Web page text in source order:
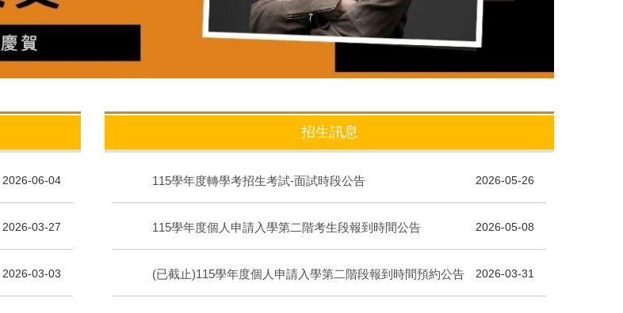
2026-06-04
2026-03-27
2026-03-03
招生訊息
115學年度轉學考招生考試-面試時段公告 2026-05-26
115學年度個人申請入學第二階考生段報到時間公告 2026-05-08
(已截止)115學年度個人申請入學第二階段報到時間預約公告 2026-03-31